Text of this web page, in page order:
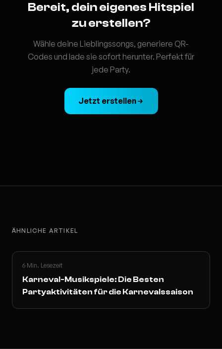
Bereit, dein eigenes Hitspiel
zu erstellen?
Wähle deine Lieblingssongs, generiere QR-
Codes und lade sie sofort herunter. Perfekt für
jede Party.
Jetzt erstellen
ÄHNLICHE ARTIKEL
6 Min. Lesezeit
Karneval-Musikspiele: Die Besten
Partyaktivitäten für die Karnevalssaison